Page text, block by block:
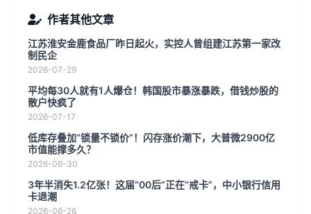
作者其他文章
江苏淮安金鹿食品厂昨日起火，实控人曾组建江苏第一家改
制民企
2026-07-29
平均每30人就有1人爆仓！韩国股市暴涨暴跌，借钱炒股的
散户快疯了
2026-07-17
低库存叠加“锁量不锁价”！闪存涨价潮下，大普微2900亿
市值能撑多久？
2026-06-30
3年半消失1.2亿张！这届“00后”正在“戒卡”，中小银行信用
卡退潮
2026-06-26